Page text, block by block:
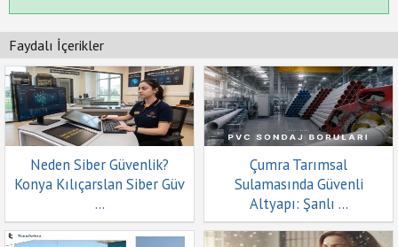
Faydalı İçerikler
Neden Siber Güvenlik?
Konya Kılıçarslan Siber Güv
...
Çumra Tarımsal
Sulamasında Güvenli
Altyapı: Şanlı ...